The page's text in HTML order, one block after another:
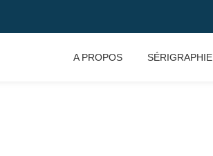
A PROPOS SÉRIGRAPHIE